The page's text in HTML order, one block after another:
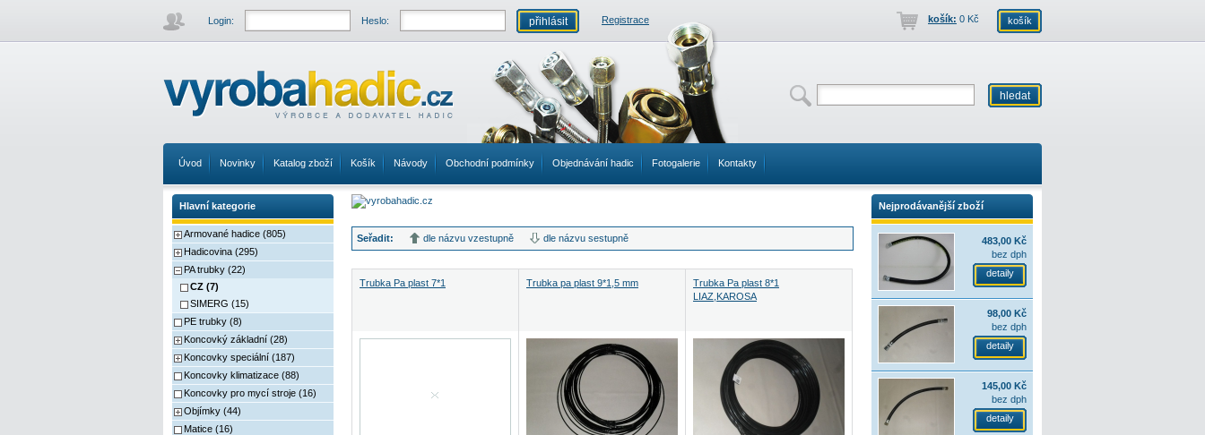
košík: 0 Kč košík
Login: Heslo: Registrace
Úvod Novinky Katalog zboží Košík Návody Obchodní podmínky Objednávání hadic Fotogalerie Kontakty
Hlavní kategorie
Armované hadice (805)
Hadicovina (295)
PA trubky (22)
CZ (7)
SIMERG (15)
PE trubky (8)
Koncovký základní (28)
Koncovky speciální (187)
Koncovky klimatizace (88)
Koncovky pro mycí stroje (16)
Objímky (44)
Matice (16)
Nejprodávanější zboží
483,00 Kč
bez dph
detaily
98,00 Kč
bez dph
detaily
145,00 Kč
bez dph
detaily
Seřadit: dle názvu vzestupně dle názvu sestupně
Trubka Pa plast 7*1 Trubka pa plast 9*1,5 mm
Trubka Pa plast 8*1
LIAZ,KAROSA